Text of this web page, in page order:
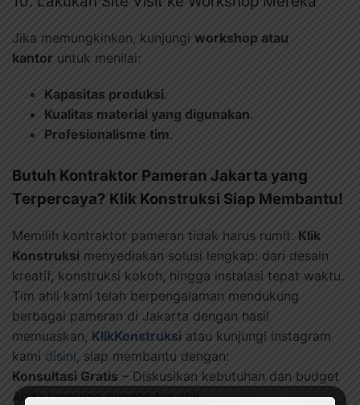
Jika memungkinkan, kunjungi workshop atau
kantor untuk menilai:
Kapasitas produksi.
Kualitas material yang digunakan.
Profesionalisme tim.
Butuh Kontraktor Pameran Jakarta yang
Terpercaya? Klik Konstruksi Siap Membantu!
Memilih kontraktor pameran tidak harus rumit. Klik
Konstruksi menyediakan solusi lengkap: dari desain
kreatif, konstruksi kokoh, hingga instalasi tepat waktu.
Tim ahli kami telah berpengalaman mendukung
berbagai pameran di Jakarta dengan hasil
memuaskan, KlikKonstruksi atau kunjungi instagram
kami disini, siap membantu dengan:
Konsultasi Gratis – Diskusikan kebutuhan dan budget
Anda langsung dengan tim ahli.